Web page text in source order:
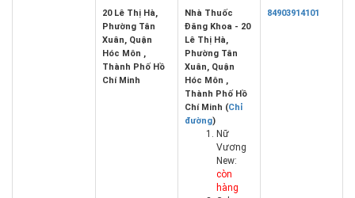
20 Lê Thị Hà,
Phường Tân
Xuân, Quận
Hóc Môn ,
Thành Phố Hồ
Chí Minh
Nhà Thuốc
Đăng Khoa - 20
Lê Thị Hà,
Phường Tân
Xuân, Quận
Hóc Môn ,
Thành Phố Hồ
Chí Minh (Chỉ
đường)
Nữ
Vương
New:
còn
hàng
84903914101